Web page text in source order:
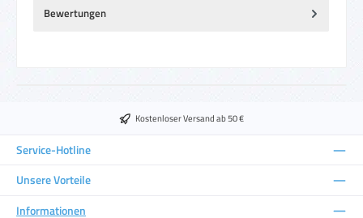
Bewertungen
Kostenloser Versand ab 50 €
Service-Hotline
Unsere Vorteile
Informationen